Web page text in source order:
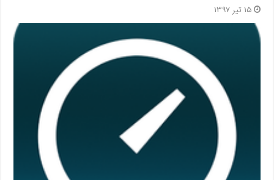
۱۵ تیر ۱۳۹۷